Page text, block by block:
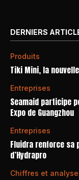
DERNIERS
Produits
Tiki Mini, la
Entreprises
Seamaid participe
Expo de Guangzhou
Entreprises
Fluidra renforce sa
d’Hydrapro
Chiffres et